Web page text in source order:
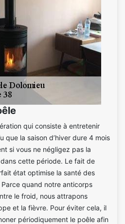
qui consiste à entretenir
que la saison d’hiver dure 4 mois
si vous ne négligez pas la
cette période. Le fait de
état optimise la santé des
quand notre anticorps
le froid, nous attrapons
et la fièvre. Pour éviter cela, il
périodiquement le poêle afin